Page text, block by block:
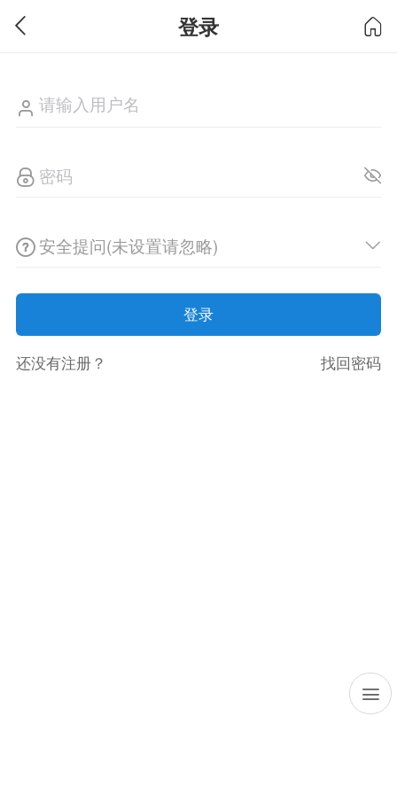
登录
安全提问(未设置请忽略)
登录
还没有注册？ 找回密码